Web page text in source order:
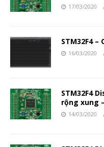
17/03/2020
STM32F4
16/03/2020
STM32F4
rộng xung
14/03/2020